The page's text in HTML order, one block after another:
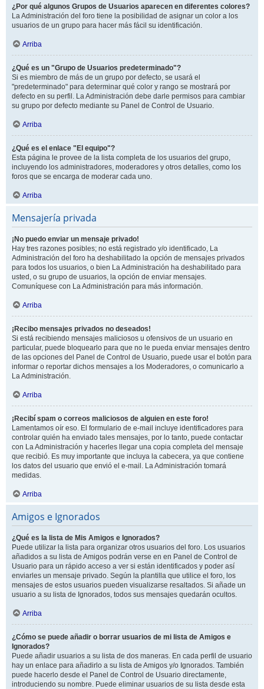
¿Por qué algunos Grupos de Usuarios aparecen en diferentes colores?
La Administración del foro tiene la posibilidad de asignar un color a los
usuarios de un grupo para hacer más fácil su identificación.
Arriba
¿Qué es un "Grupo de Usuarios predeterminado"?
Si es miembro de más de un grupo por defecto, se usará el
"predeterminado" para determinar qué color y rango se mostrará por
defecto en su perfil. La Administración debe darle permisos para cambiar
su grupo por defecto mediante su Panel de Control de Usuario.
Arriba
¿Qué es el enlace "El equipo"?
Esta página le provee de la lista completa de los usuarios del grupo,
incluyendo los administradores, moderadores y otros detalles, como los
foros que se encarga de moderar cada uno.
Arriba
Mensajería privada
¡No puedo enviar un mensaje privado!
Hay tres razones posibles; no está registrado y/o identificado, La
Administración del foro ha deshabilitado la opción de mensajes privados
para todos los usuarios, o bien La Administración ha deshabilitado para
usted, o su grupo de usuarios, la opción de enviar mensajes.
Comuníquese con La Administración para más información.
Arriba
¡Recibo mensajes privados no deseados!
Si está recibiendo mensajes maliciosos u ofensivos de un usuario en
particular, puede bloquearlo para que no le pueda enviar mensajes dentro
de las opciones del Panel de Control de Usuario, puede usar el botón para
informar o reportar dichos mensajes a los Moderadores, o comunicarlo a
La Administración.
Arriba
¡Recibí spam o correos maliciosos de alguien en este foro!
Lamentamos oír eso. El formulario de e-mail incluye identificadores para
controlar quién ha enviado tales mensajes, por lo tanto, puede contactar
con La Administración y hacerles llegar una copia completa del mensaje
que recibió. Es muy importante que incluya la cabecera, ya que contiene
los datos del usuario que envió el e-mail. La Administración tomará
medidas.
Arriba
Amigos e Ignorados
¿Qué es la lista de Mis Amigos e Ignorados?
Puede utilizar la lista para organizar otros usuarios del foro. Los usuarios
añadidos a su lista de Amigos podrán verse en en Panel de Control de
Usuario para un rápido acceso a ver si están identificados y poder así
enviarles un mensaje privado. Según la plantilla que utilice el foro, los
mensajes de estos usuarios pueden visualizarse resaltados. Si añade un
usuario a su lista de Ignorados, todos sus mensajes quedarán ocultos.
Arriba
¿Cómo se puede añadir o borrar usuarios de mi lista de Amigos e
Ignorados?
Puede añadir usuarios a su lista de dos maneras. En cada perfil de usuario
hay un enlace para añadirlo a su lista de Amigos y/o Ignorados. También
puede hacerlo desde el Panel de Control de Usuario directamente,
introduciendo su nombre. Puede eliminar usuarios de su lista desde esta